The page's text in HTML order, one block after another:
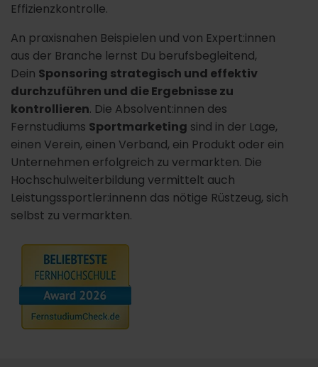
Effizienzkontrolle.
An praxisnahen Beispielen und von Expert:innen
aus der Branche lernst Du berufsbegleitend,
Dein Sponsoring strategisch und effektiv
durchzuführen und die Ergebnisse zu
kontrollieren. Die Absolvent:innen des
Fernstudiums Sportmarketing sind in der Lage,
einen Verein, einen Verband, ein Produkt oder ein
Unternehmen erfolgreich zu vermarkten. Die
Hochschulweiterbildung vermittelt auch
Leistungssportler:innenn das nötige Rüstzeug, sich
selbst zu vermarkten.